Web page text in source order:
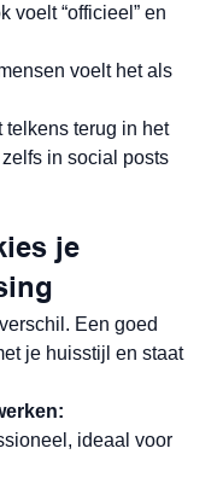
voelt “officieel” en
voelt het als
telkens terug in het
in social posts
je
Een goed
je huisstijl en staat
ideaal voor